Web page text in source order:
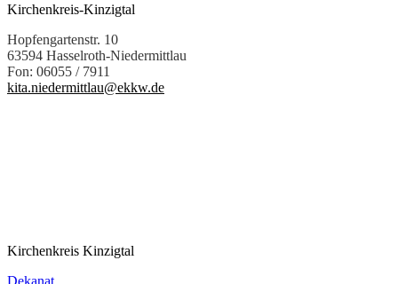
Kirchenkreis-Kinzigtal
Hopfengartenstr. 10
63594 Hasselroth-Niedermittlau
Fon: 06055 / 7911
kita.niedermittlau@ekkw.de
Kirchenkreis Kinzigtal
Dekanat